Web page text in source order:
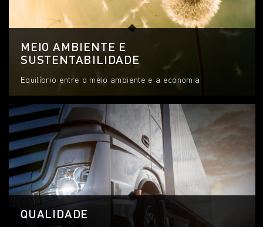
MEIO AMBIENTE E
SUSTENTABILIDADE
Equilíbrio entre o meio ambiente e a economia
QUALIDADE